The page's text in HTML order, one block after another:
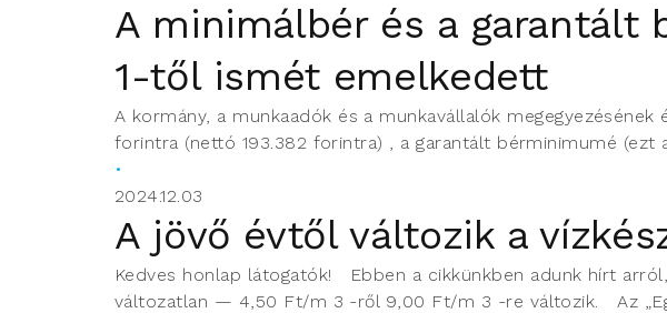
A minimálbér és a garantált
1-től ismét emelkedett
A kormány, a munkaadók és a munkavállalók
forintra (nettó 193.382 forintra) , a garantált bérminimumé (ezt
2024.12.03
A jövő évtől változik a
Kedves honlap látogatók! Ebben a cikkünkben adunk hírt
változatlan — 4,50 Ft/m 3 -ről 9,00 Ft/m 3 -re változik. Az